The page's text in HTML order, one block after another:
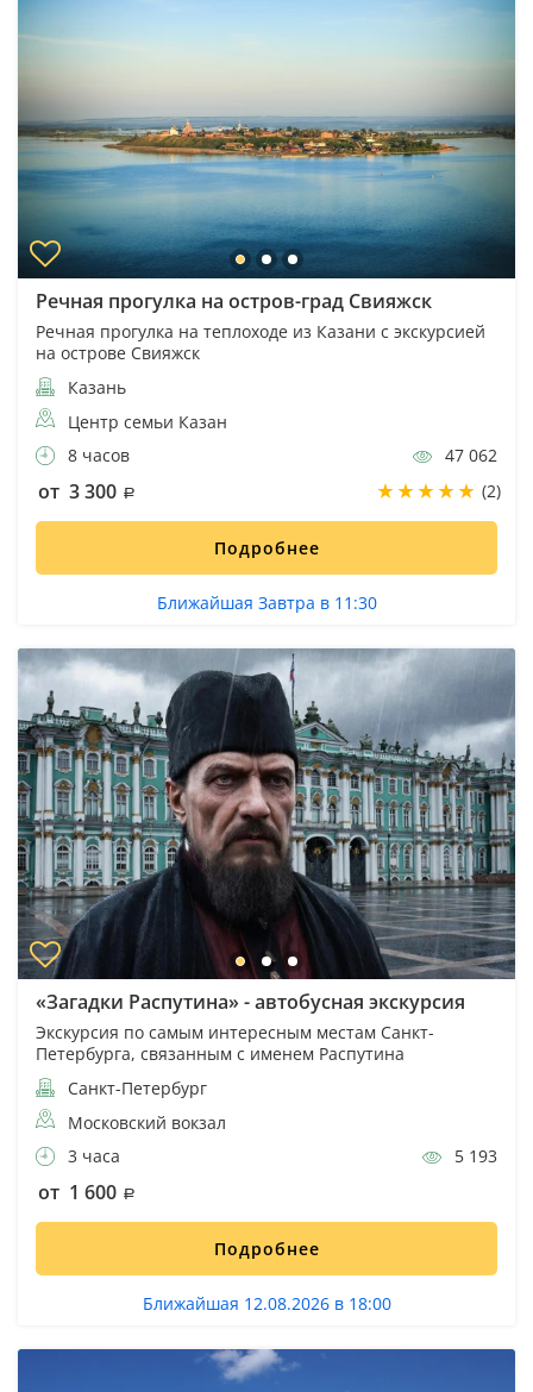
Речная прогулка на остров-град Свияжск
Речная прогулка на теплоходе из Казани с экскурсией
на острове Свияжск
Казань
Центр семьи Казан
8 часов
47 062
от 3 300 (2)
Подробнее
Ближайшая Завтра в 11:30
«Загадки Распутина» - автобусная экскурсия
Экскурсия по самым интересным местам Санкт-
Петербурга, связанным с именем Распутина
Санкт-Петербург
Московский вокзал
3 часа
5 193
от 1 600
Подробнее
Ближайшая 12.08.2026 в 18:00